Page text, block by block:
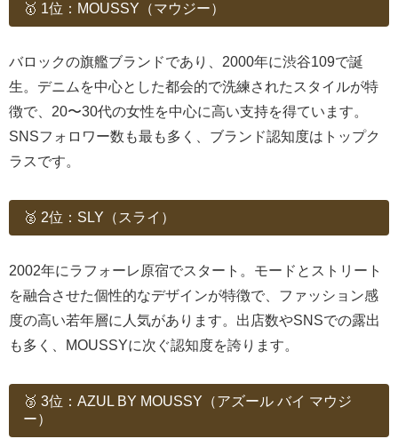
🥇 1位：MOUSSY（マウジー）
バロックの旗艦ブランドであり、2000年に渋谷109で誕
生。デニムを中心とした都会的で洗練されたスタイルが特
徴で、20〜30代の女性を中心に高い支持を得ています。
SNSフォロワー数も最も多く、ブランド認知度はトップク
ラスです。
🥈 2位：SLY（スライ）
2002年にラフォーレ原宿でスタート。モードとストリート
を融合させた個性的なデザインが特徴で、ファッション感
度の高い若年層に人気があります。出店数やSNSでの露出
も多く、MOUSSYに次ぐ認知度を誇ります。
🥉 3位：AZUL BY MOUSSY（アズール バイ マウジ
ー）